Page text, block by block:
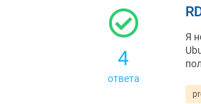
4
ответа
Я